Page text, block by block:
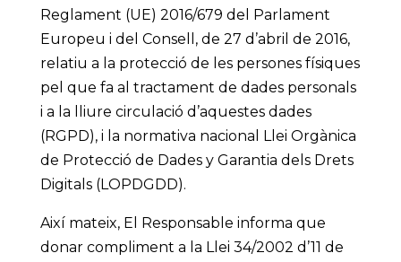
Reglament (UE) 2016/679 del Parlament
Europeu i del Consell, de 27 d’abril de 2016,
relatiu a la protecció de les persones físiques
pel que fa al tractament de dades personals
i a la lliure circulació d’aquestes dades
(RGPD), i la normativa nacional Llei Orgànica
de Protecció de Dades y Garantia dels Drets
Digitals (LOPDGDD).
Així mateix, El Responsable informa que
donar compliment a la Llei 34/2002 d’11 de